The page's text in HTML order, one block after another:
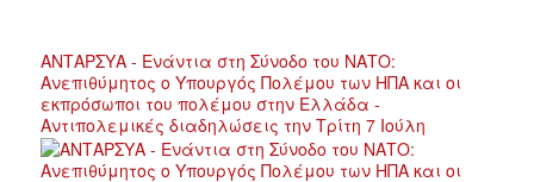
ΑΝΤΑΡΣΥΑ - Ενάντια στη Σύνοδο του ΝΑΤΟ:
Ανεπιθύμητος ο Υπουργός Πολέμου των ΗΠΑ και οι
εκπρόσωποι του πολέμου στην Ελλάδα -
Αντιπολεμικές διαδηλώσεις την Τρίτη 7 Ιούλη